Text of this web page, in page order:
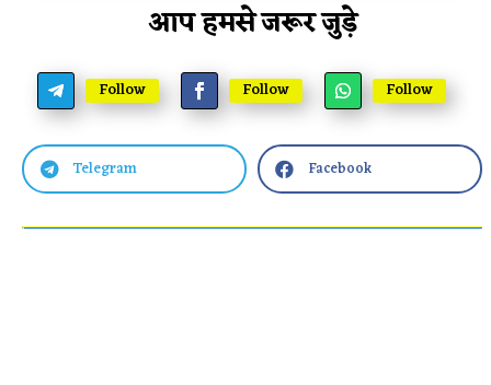
आप हमसे जरूर जुड़े
Follow Follow Follow
 Telegram  Facebook